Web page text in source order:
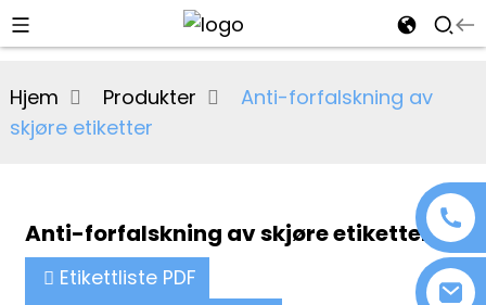
Hjem Produkter
Anti-forfalskning av
skjøre etiketter
Anti-forfalskning av skjøre etiketter
Etikettliste PDF